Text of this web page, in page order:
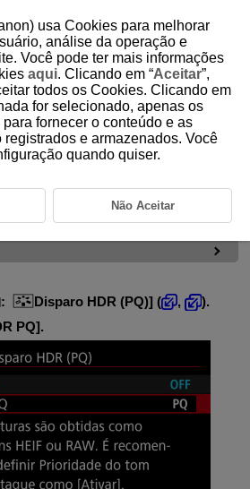
HDR (PQ)
lhe captar imagens de alto intervalo
a especificação PQ (referindo-se à curva
para visualização de imagens HDR)
SMPTE ST.2084.
: Disparo HDR (PQ)] ( ,
).
PQ].
usa Cookies para melhorar
análise da operação e
Você pode ter mais informações
aqui. Clicando em “Aceitar”,
todos os Cookies. Clicando em
for selecionado, apenas os
fornecer o conteúdo e as
e armazenados. Você
quando quiser.
Não Aceitar